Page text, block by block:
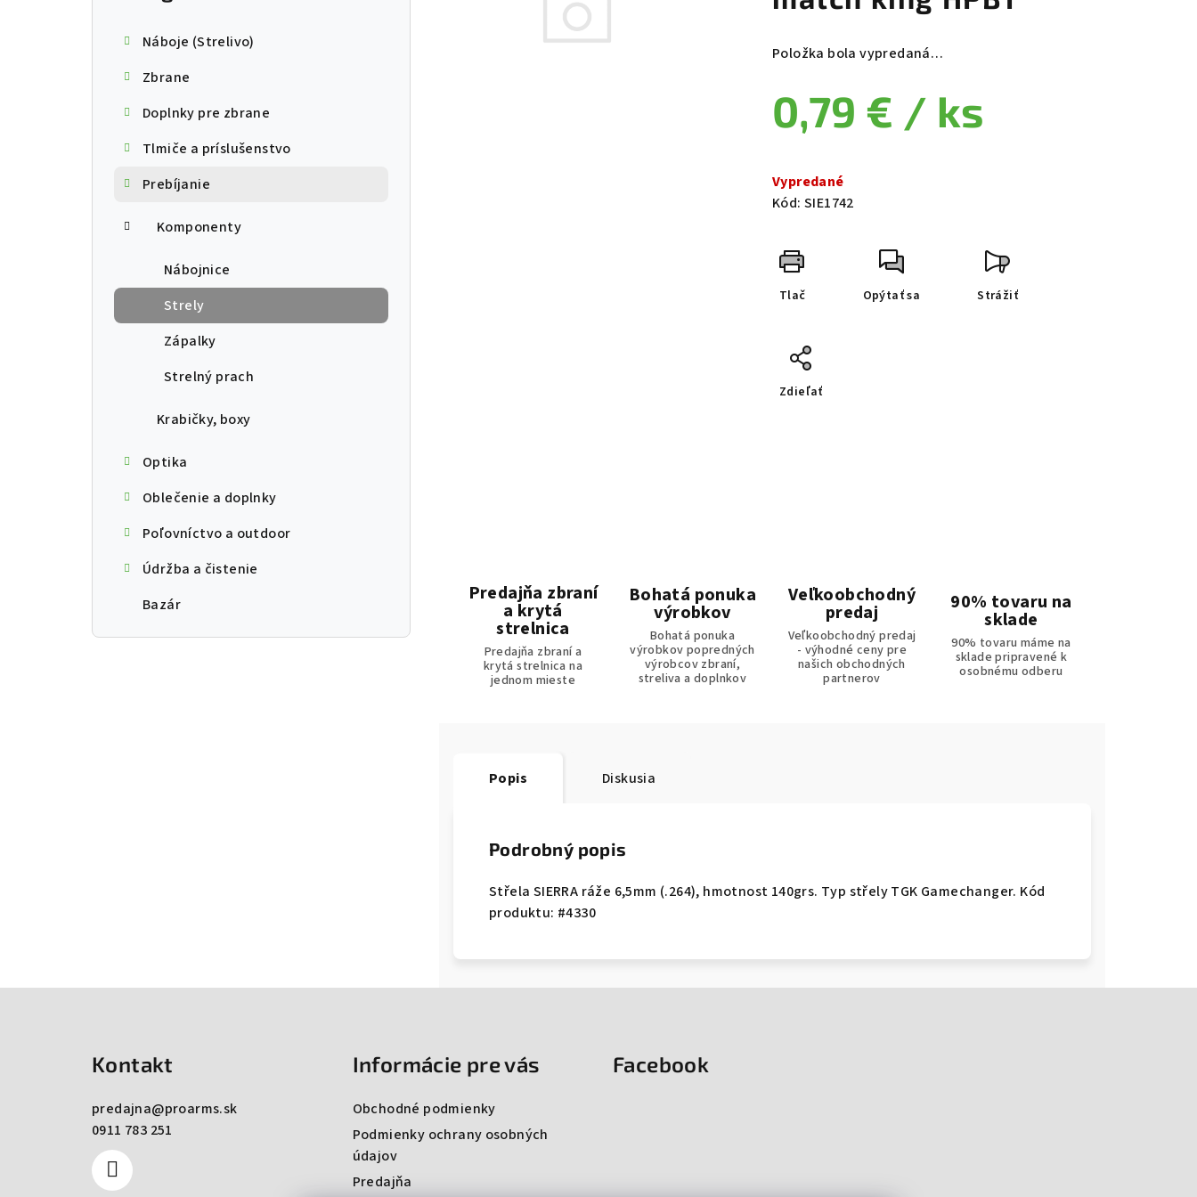
Náboje (Strelivo)
Zbrane
Doplnky pre zbrane
Tlmiče a príslušenstvo
Prebíjanie
Komponenty
Nábojnice
Strely
Zápalky
Strelný prach
Krabičky, boxy
Optika
Oblečenie a doplnky
Poľovníctvo a outdoor
Údržba a čistenie
Bazár
Položka bola vypredaná…
0,79 € / ks
Vypredané
Kód: SIE1742
Tlač Opýtať sa Strážiť
Zdieľať
Predajňa zbraní
a krytá
strelnica
Predajňa zbraní a
krytá strelnica na
jednom mieste
Bohatá ponuka
výrobkov
Bohatá ponuka
výrobkov popredných
výrobcov zbraní,
streliva a doplnkov
Veľkoobchodný
predaj
Veľkoobchodný predaj
- výhodné ceny pre
našich obchodných
partnerov
90% tovaru na
sklade
90% tovaru máme na
sklade pripravené k
osobnému odberu
Popis Diskusia
Podrobný popis
Střela SIERRA ráže 6,5mm (.264), hmotnost 140grs. Typ střely TGK Gamechanger. Kód
produktu: #4330
Kontakt
predajna@proarms.sk
0911 783 251
Informácie pre vás
Obchodné podmienky
Podmienky ochrany osobných
údajov
Predajňa
Facebook